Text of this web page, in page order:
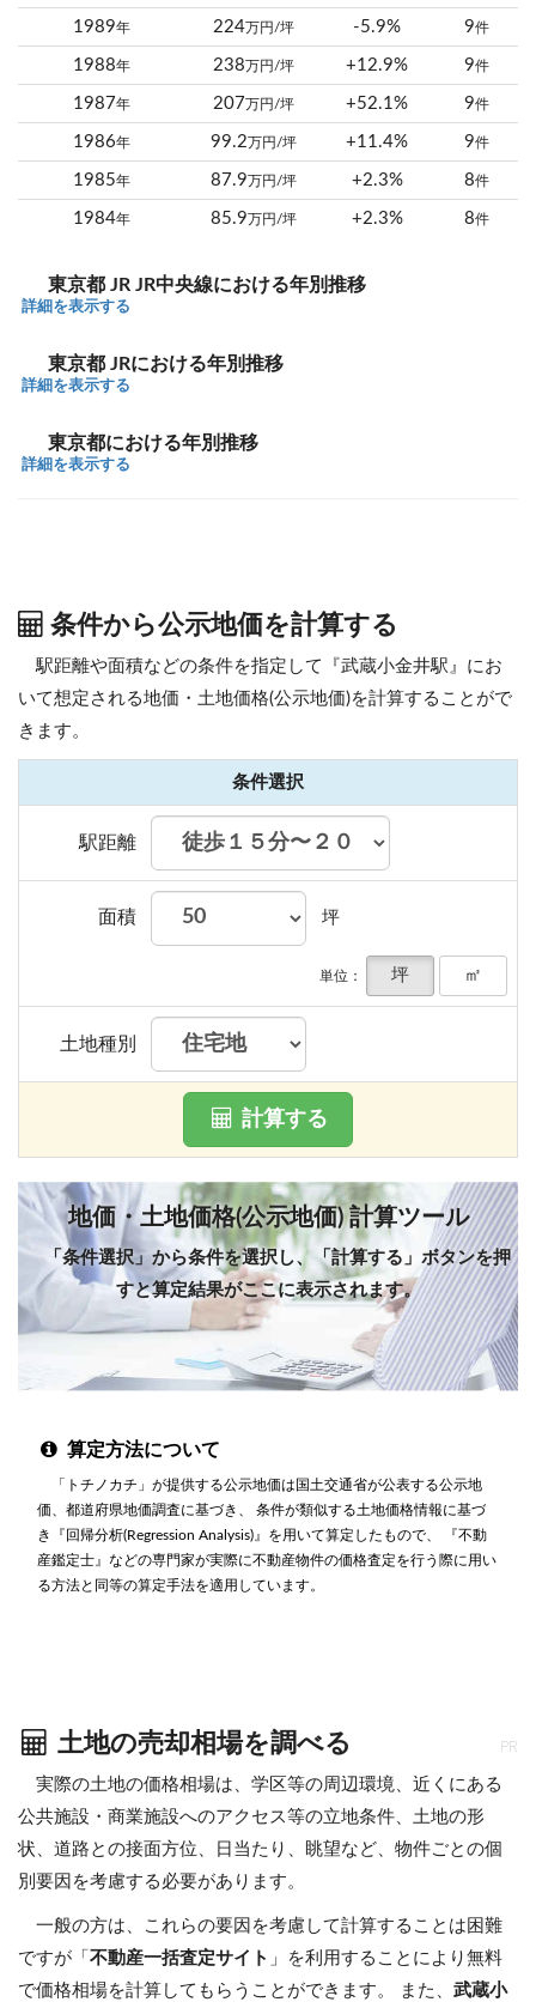
1989年 224万円/坪 -5.9% 9件
1988年 238万円/坪 +12.9% 9件
1987年 207万円/坪 +52.1% 9件
1986年 99.2万円/坪 +11.4% 9件
1985年 87.9万円/坪 +2.3% 8件
1984年 85.9万円/坪 +2.3% 8件
東京都 JR JR中央線における年別推移
詳細を表示する
東京都 JRにおける年別推移
詳細を表示する
東京都における年別推移
詳細を表示する
条件から公示地価を計算する
駅距離や面積などの条件を指定して『武蔵小金井駅』にお
いて想定される地価・土地価格(公示地価)を計算することがで
きます。
条件選択
駅距離
面積 坪
単位： 坪 ㎡
土地種別
計算する
地価・土地価格(公示地価) 計算ツール
「条件選択」から条件を選択し、「計算する」ボタンを押
すと算定結果がここに表示されます。
算定方法について
「トチノカチ」が提供する公示地価は国土交通省が公表する公示地
価、都道府県地価調査に基づき、 条件が類似する土地価格情報に基づ
き『回帰分析(Regression Analysis)』を用いて算定したもので、 『不動
産鑑定士』などの専門家が実際に不動産物件の価格査定を行う際に用い
る方法と同等の算定手法を適用しています。
土地の売却相場を調べる PR
実際の土地の価格相場は、学区等の周辺環境、近くにある
公共施設・商業施設へのアクセス等の立地条件、土地の形
状、道路との接面方位、日当たり、眺望など、物件ごとの個
別要因を考慮する必要があります。
一般の方は、これらの要因を考慮して計算することは困難
ですが「 不動産一括査定サイト 」を利用することにより無料
で価格相場を計算してもらうことができます。 また、 武蔵小